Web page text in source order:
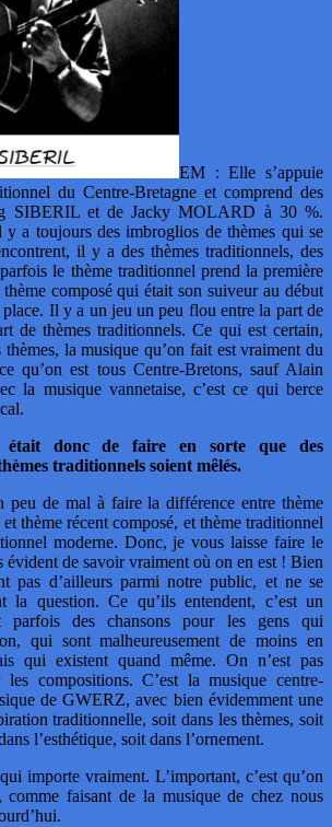
EM : Elle s’appuie
du Centre-Bretagne et comprend des
SIBERIL et de Jacky MOLARD à 30 %.
a toujours des imbroglios de thèmes qui se
il y a des thèmes traditionnels, des
le thème traditionnel prend la première
composé qui était son suiveur au début
Il y a un jeu un peu flou entre la part de
de thèmes traditionnels. Ce qui est certain,
thèmes, la musique qu’on fait est vraiment du
qu’on est tous Centre-Bretons, sauf Alain
la musique vannetaise, c’est ce qui berce
était donc de faire en sorte que des
traditionnels soient mêlés.
peu de mal à faire la différence entre thème
thème récent composé, et thème traditionnel
moderne. Donc, je vous laisse faire le
évident de savoir vraiment où on en est ! Bien
pas d’ailleurs parmi notre public, et ne se
la question. Ce qu’ils entendent, c’est un
parfois des chansons pour les gens qui
qui sont malheureusement de moins en
qui existent quand même. On n’est pas
les compositions. C’est la musique centre-
de GWERZ, avec bien évidemment une
traditionnelle, soit dans les thèmes, soit
l’esthétique, soit dans l’ornement.
importe vraiment. L’important, c’est qu’on
comme faisant de la musique de chez nous